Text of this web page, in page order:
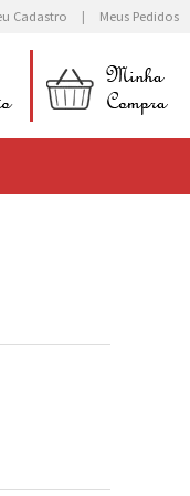
Cadastro Meus Pedidos